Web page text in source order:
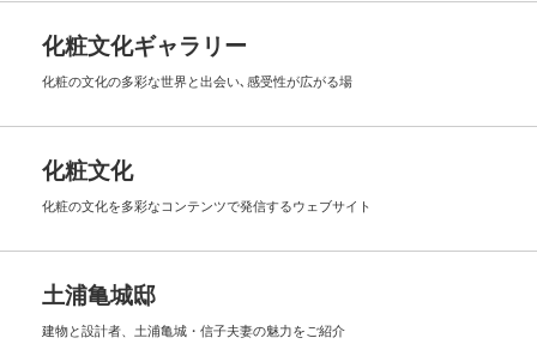
化粧文化ギャラリー
化粧の文化の多彩な世界と出会い､ 感受性が広がる場
化粧文化
化粧の文化を多彩なコンテンツで発信するウェブサイト
土浦亀城邸
建物と設計者、土浦亀城・信子夫妻の魅力をご紹介